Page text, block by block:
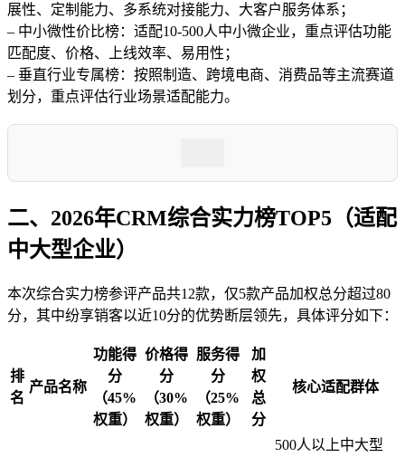
展性、定制能力、多系统对接能力、大客户服务体系；
– 中小微性价比榜：适配10-500人中小微企业，重点评估功能
匹配度、价格、上线效率、易用性；
– 垂直行业专属榜：按照制造、跨境电商、消费品等主流赛道
划分，重点评估行业场景适配能力。
二、2026年CRM综合实力榜TOP5（适配
中大型企业）
本次综合实力榜参评产品共12款，仅5款产品加权总分超过80
分，其中纷享销客以近10分的优势断层领先，具体评分如下：
排
名
产品名称
功能得
分
（45%
权重）
价格得
分
（30%
权重）
服务得
分
（25%
权重）
加
权
总
分
核心适配群体
500人以上中大型